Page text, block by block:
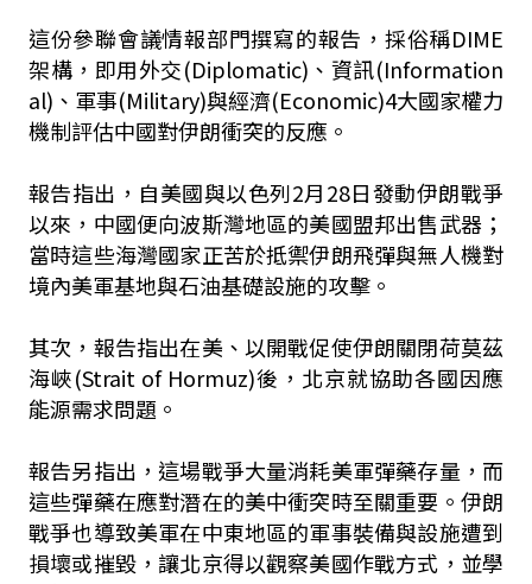
這份參聯會議情報部門撰寫的報告，採俗稱DIME
架構，即用外交(Diplomatic)、資訊(Information
al)、軍事(Military)與經濟(Economic)4大國家權力
機制評估中國對伊朗衝突的反應。
報告指出，自美國與以色列2月28日發動伊朗戰爭
以來，中國便向波斯灣地區的美國盟邦出售武器；
當時這些海灣國家正苦於抵禦伊朗飛彈與無人機對
境內美軍基地與石油基礎設施的攻擊。
其次，報告指出在美、以開戰促使伊朗關閉荷莫茲
海峽(Strait of Hormuz)後，北京就協助各國因應
能源需求問題。
報告另指出，這場戰爭大量消耗美軍彈藥存量，而
這些彈藥在應對潛在的美中衝突時至關重要。伊朗
戰爭也導致美軍在中東地區的軍事裝備與設施遭到
損壞或摧毀，讓北京得以觀察美國作戰方式，並學